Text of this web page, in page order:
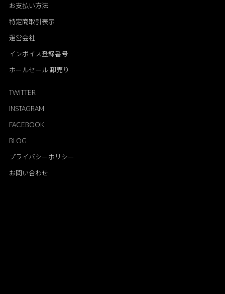
お支払い方法
特定商取引表示
運営会社
インボイス登録番号
ホールセール 卸売り
TWITTER
INSTAGRAM
FACEBOOK
BLOG
プライバシーポリシー
お問い合わせ